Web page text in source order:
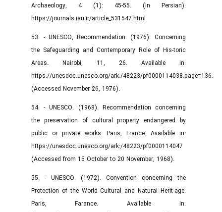
Archaeology, 4 (1): 45-55. (In Persian).
https://journals.iau.ir/article_531547.html
53. - UNESCO, Recommendation. (1976). Concerning
the Safeguarding and Contemporary Role of His-toric
Areas. Nairobi, 11, 26. Available in:
https://unesdoc.unesco.org/ark:/48223/pf0000114038.page=136.
(Accessed November 26, 1976).
54. - UNESCO. (1968). Recommendation concerning
the preservation of cultural property endangered by
public or private works. Paris, France. Available in:
https://unesdoc.unesco.org/ark:/48223/pf0000114047
(Accessed from 15 October to 20 November, 1968).
55. - UNESCO. (1972). Convention concerning the
Protection of the World Cultural and Natural Herit-age.
Paris, Farance. Available in: